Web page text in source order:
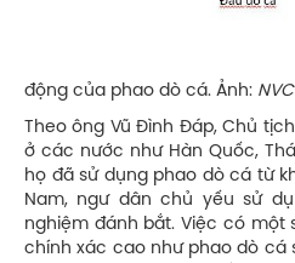
Sơ đồ cấu
động của phao dò cá. Ảnh:
Theo ông Vũ Đình Đáp, Chủ
ở các nước như Hàn Quốc,
họ đã sử dụng phao dò cá từ
Nam, ngư dân chủ yếu sử
nghiệm đánh bắt. Việc có một
chính xác cao như phao dò cá